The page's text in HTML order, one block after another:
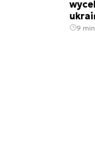
9 min.